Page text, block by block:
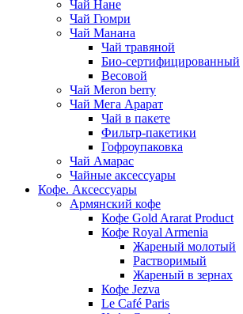
Чай Нане
Чай Гюмри
Чай Манана
Чай травяной
Био-сертифицированный
Весовой
Чай Meron berry
Чай Мега Арарат
Чай в пакете
Фильтр-пакетики
Гофроупаковка
Чай Амарас
Чайные аксессуары
Кофе. Аксессуары
Армянский кофе
Кофе Gold Ararat Product
Кофе Royal Armenia
Жареный молотый
Растворимый
Жареный в зернах
Кофе Jezva
Le Café Paris